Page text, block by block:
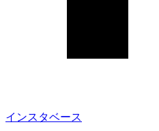
インスタベース